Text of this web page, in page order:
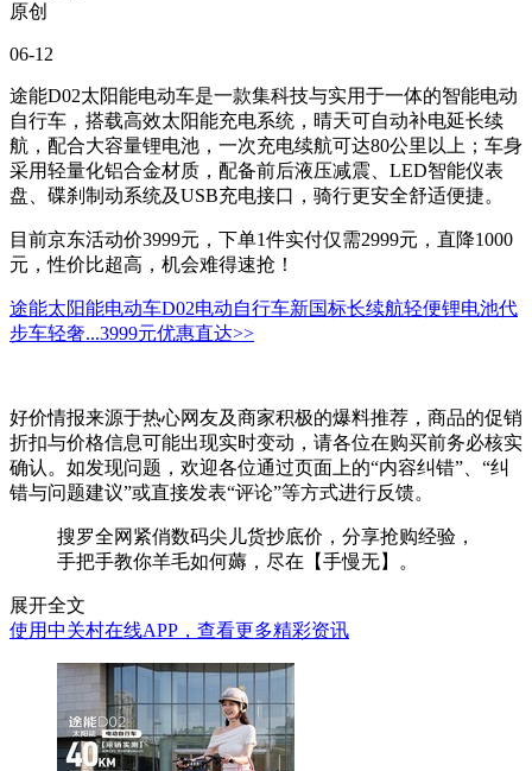
原创
06-12
途能D02太阳能电动车是一款集科技与实用于一体的智能电动
自行车，搭载高效太阳能充电系统，晴天可自动补电延长续
航，配合大容量锂电池，一次充电续航可达80公里以上；车身
采用轻量化铝合金材质，配备前后液压减震、LED智能仪表
盘、碟刹制动系统及USB充电接口，骑行更安全舒适便捷。
目前京东活动价3999元，下单1件实付仅需2999元，直降1000
元，性价比超高，机会难得速抢！
途能太阳能电动车D02电动自行车新国标长续航轻便锂电池代
步车轻奢...3999元优惠直达>>
好价情报来源于热心网友及商家积极的爆料推荐，商品的促销
折扣与价格信息可能出现实时变动，请各位在购买前务必核实
确认。如发现问题，欢迎各位通过页面上的“内容纠错”、“纠
错与问题建议”或直接发表“评论”等方式进行反馈。
搜罗全网紧俏数码尖儿货抄底价，分享抢购经验，
手把手教你羊毛如何薅，尽在【手慢无】。
展开全文
使用中关村在线APP，查看更多精彩资讯